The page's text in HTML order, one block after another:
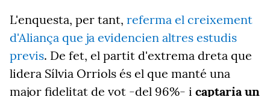
L'enquesta, per tant, referma el creixement
d'Aliança que ja evidencien altres estudis
previs. De fet, el partit d'extrema dreta que
lidera Sílvia Orriols és el que manté una
major fidelitat de vot -del 96%- i captaria un